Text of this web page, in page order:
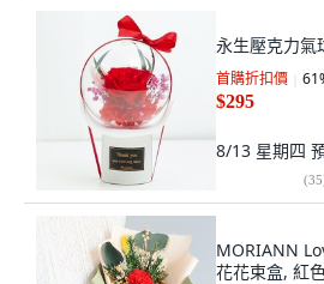
永生壓克力氣
首購折扣價 61
$295
8/13 星期四
(35
MORIANN
花花束盒, 紅